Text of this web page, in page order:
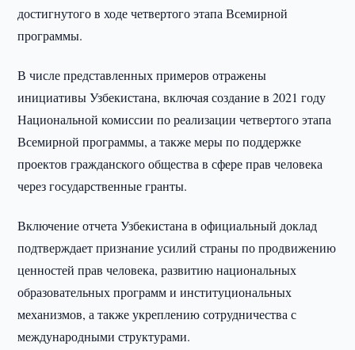
достигнутого в ходе четвертого этапа Всемирной
программы.
В числе представленных примеров отражены
инициативы Узбекистана, включая создание в 2021 году
Национальной комиссии по реализации четвертого этапа
Всемирной программы, а также меры по поддержке
проектов гражданского общества в сфере прав человека
через государственные гранты.
Включение отчета Узбекистана в официальный доклад
подтверждает признание усилий страны по продвижению
ценностей прав человека, развитию национальных
образовательных программ и институциональных
механизмов, а также укреплению сотрудничества с
международными структурами.